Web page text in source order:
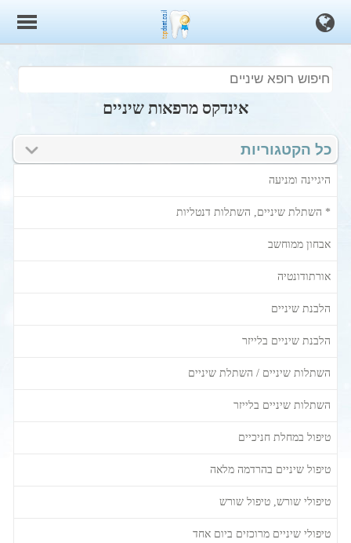
אינדקס מרפאות שיניים
כל הקטגוריות
היגיינה ומניעה
* השתלת שיניים, השתלות דנטליות
אבחון ממוחשב
אורתודונטיה
הלבנת שיניים
הלבנת שיניים בלייזר
השתלות שיניים / השתלת שיניים
השתלות שיניים בלייזר
טיפול במחלת חניכיים
טיפול שיניים בהרדמה מלאה
טיפולי שורש, טיפול שורש
טיפולי שיניים מרוכזים ביום אחד